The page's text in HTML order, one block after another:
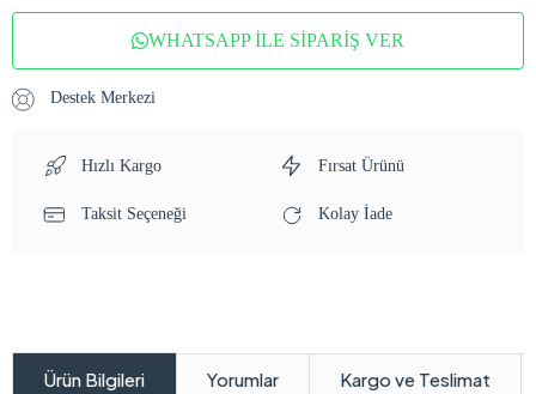
WHATSAPP İLE SİPARİŞ VER
Destek Merkezi
Hızlı Kargo Fırsat Ürünü
Taksit Seçeneği Kolay İade
Ürün Bilgileri Yorumlar Kargo ve Teslimat